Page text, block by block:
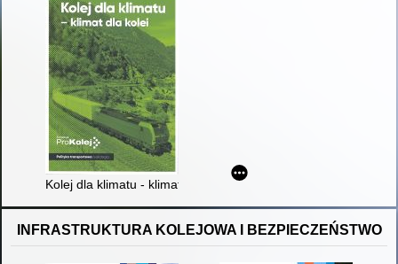
Kolej dla klimatu - klimat dla kolei : polityka transportowa a
INFRASTRUKTURA KOLEJOWA I BEZPIECZEŃSTWO